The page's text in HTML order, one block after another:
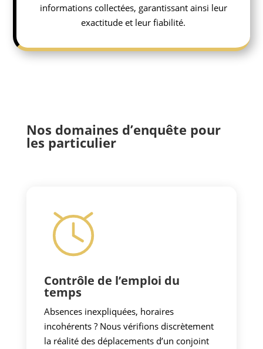
informations collectées, garantissant ainsi leur
exactitude et leur fiabilité.
Nos domaines d’enquête pour
les particulier
Contrôle de l’emploi du
temps
Absences inexpliquées, horaires
incohérents ? Nous vérifions discrètement
la réalité des déplacements d’un conjoint